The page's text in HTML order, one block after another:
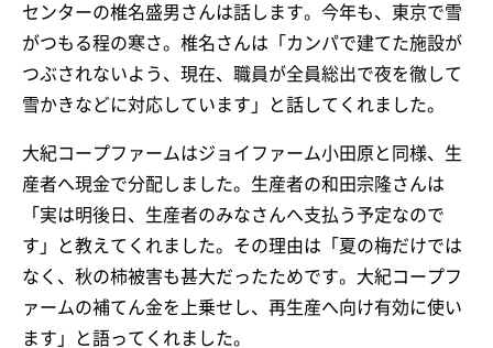
センターの椎名盛男さんは話します。今年も、東京で雪
がつもる程の寒さ。椎名さんは「カンパで建てた施設が
つぶされないよう、現在、職員が全員総出で夜を徹して
雪かきなどに対応しています」と話してくれました。
大紀コープファームはジョイファーム小田原と同様、生
産者へ現金で分配しました。生産者の和田宗隆さんは
「実は明後日、生産者のみなさんへ支払う予定なので
す」と教えてくれました。その理由は「夏の梅だけでは
なく、秋の柿被害も甚大だったためです。大紀コープフ
ァームの補てん金を上乗せし、再生産へ向け有効に使い
ます」と語ってくれました。